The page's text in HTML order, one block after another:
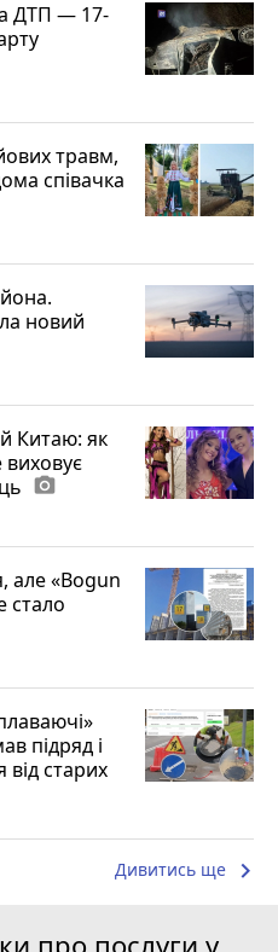
ДТП — 17-
травм,
співачка
новий
Китаю: як
photo_camera
але «Bogun
стало
підряд і
від старих
Дивитись ще keyboard_arrow_right